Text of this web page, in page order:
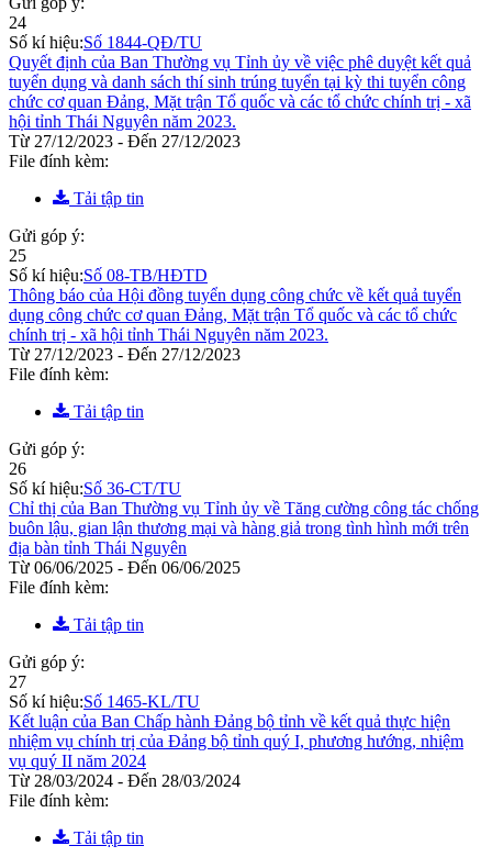
24
Số kí hiệu:Số 1844-QĐ/TU
Quyết định của Ban Thường vụ Tỉnh ủy về việc phê duyệt kết quả
tuyển dụng và danh sách thí sinh trúng tuyển tại kỳ thi tuyển công
chức cơ quan Đảng, Mặt trận Tổ quốc và các tổ chức chính trị - xã
hội tỉnh Thái Nguyên năm 2023.
Từ 27/12/2023 - Đến 27/12/2023
File đính kèm:
Tải tập tin
Gửi góp ý:
25
Số kí hiệu:Số 08-TB/HĐTD
Thông báo của Hội đồng tuyển dụng công chức về kết quả tuyển
dụng công chức cơ quan Đảng, Mặt trận Tổ quốc và các tổ chức
chính trị - xã hội tỉnh Thái Nguyên năm 2023.
Từ 27/12/2023 - Đến 27/12/2023
File đính kèm:
Tải tập tin
Gửi góp ý:
26
Số kí hiệu:Số 36-CT/TU
Chỉ thị của Ban Thường vụ Tỉnh ủy về Tăng cường công tác chống
buôn lậu, gian lận thương mại và hàng giả trong tình hình mới trên
địa bàn tỉnh Thái Nguyên
Từ 06/06/2025 - Đến 06/06/2025
File đính kèm:
Tải tập tin
Gửi góp ý:
27
Số kí hiệu:Số 1465-KL/TU
Kết luận của Ban Chấp hành Đảng bộ tỉnh về kết quả thực hiện
nhiệm vụ chính trị của Đảng bộ tỉnh quý I, phương hướng, nhiệm
vụ quý II năm 2024
Từ 28/03/2024 - Đến 28/03/2024
File đính kèm:
Tải tập tin